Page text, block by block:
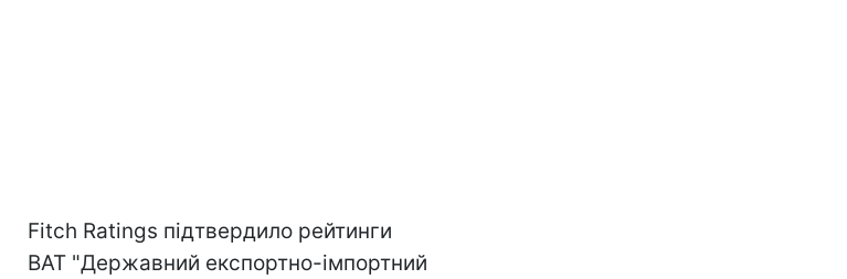
Fitch Ratings підтвердило рейтинги
ВАТ "Державний експортно-імпортний